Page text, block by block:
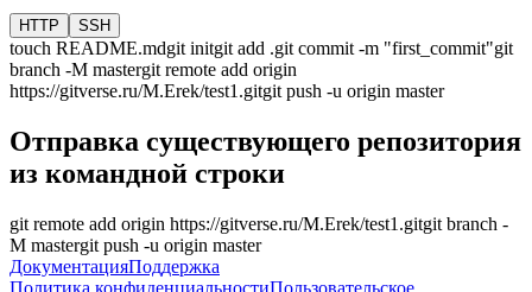
HTTP SSH
touch README.mdgit initgit add .git commit -m "first_commit"git
branch -M mastergit remote add origin
https://gitverse.ru/M.Erek/test1.gitgit push -u origin master
Отправка существующего репозитория
из командной строки
git remote add origin https://gitverse.ru/M.Erek/test1.gitgit branch -
M mastergit push -u origin master
ДокументацияПоддержка
Политика конфиденциальностиПользовательское